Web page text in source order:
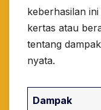
keberhasilan
kertas atau
tentang
nyata.
Dampak